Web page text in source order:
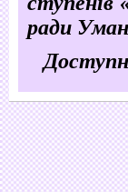
ради